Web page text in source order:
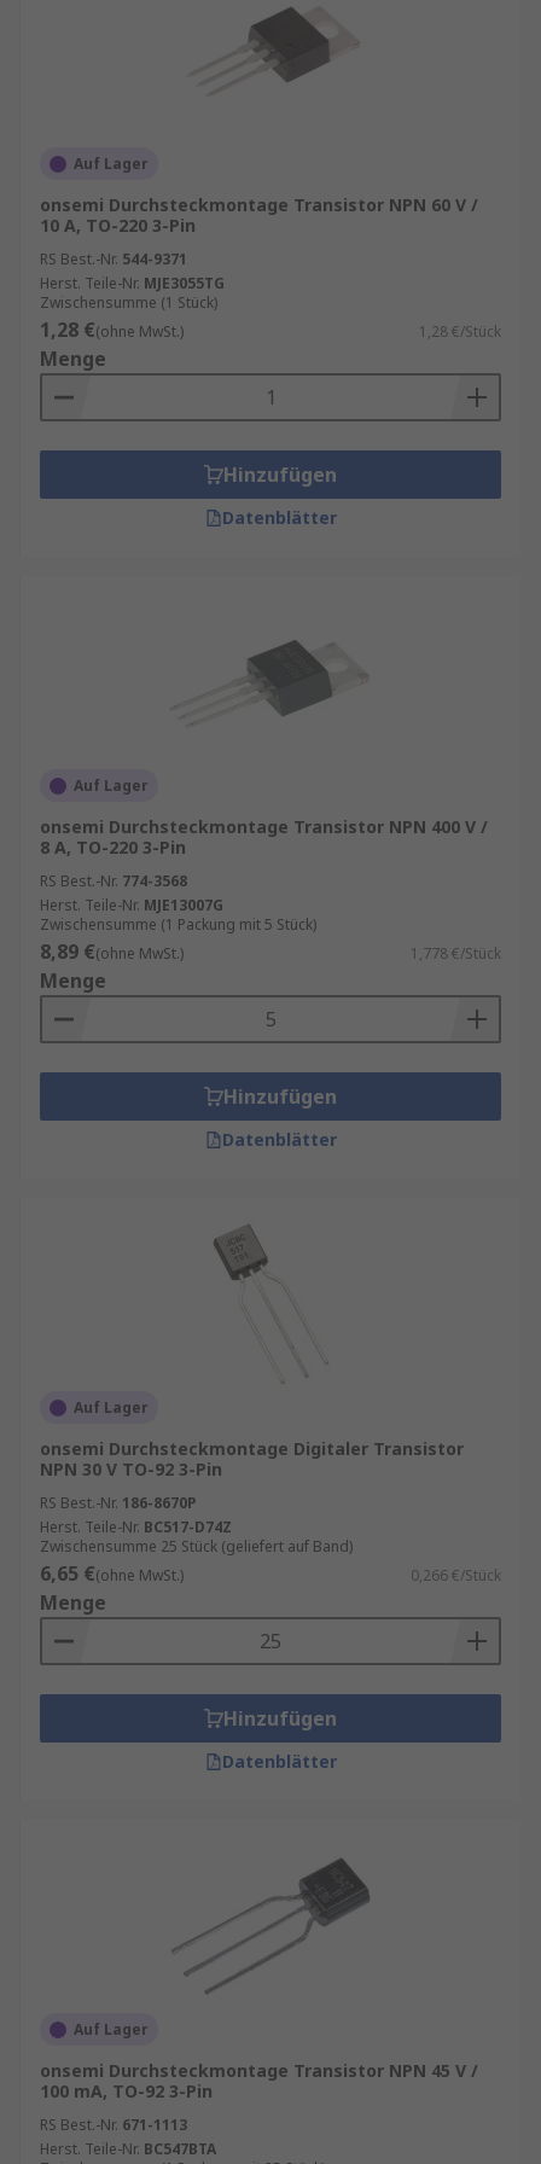
Schnelle Schaltzeiten
: Geeignet für
digitale Anwendungen.
Breite Einsatzmöglichkeiten
Audioverstärkern bis zu
Leistungsschaltungen
Anwendungen von bipolaren Transistoren
Bipolare Transistoren finden sich in zahlreichen
Bereichen:
Verstärker: Audio-, HF- und
Leistungsverstärker.
Schalter: In digitalen Schaltungen und
Mikrocontrollern.
Netzteilen
Auf Lager
onsemi Durchsteckmontage Transistor NPN 60 V /
10 A, TO-220 3-Pin
RS Best.-Nr. 544-9371
Herst. Teile-Nr. MJE3055TG
Zwischensumme (1 Stück)
1,28 €(ohne MwSt.) 1,28 €/Stück
Menge
Hinzufügen
Datenblätter
Auf Lager
onsemi Durchsteckmontage Transistor NPN 400 V /
8 A, TO-220 3-Pin
RS Best.-Nr. 774-3568
Herst. Teile-Nr. MJE13007G
Zwischensumme (1 Packung mit 5 Stück)
8,89 €(ohne MwSt.) 1,778 €/Stück
Menge
Hinzufügen
Datenblätter
Auf Lager
onsemi Durchsteckmontage Digitaler Transistor
NPN 30 V TO-92 3-Pin
RS Best.-Nr. 186-8670P
Herst. Teile-Nr. BC517-D74Z
Zwischensumme 25 Stück (geliefert auf Band)
6,65 €(ohne MwSt.) 0,266 €/Stück
Menge
Hinzufügen
Datenblätter
Auf Lager
onsemi Durchsteckmontage Transistor NPN 45 V /
100 mA, TO-92 3-Pin
RS Best.-Nr. 671-1113
Herst. Teile-Nr. BC547BTA